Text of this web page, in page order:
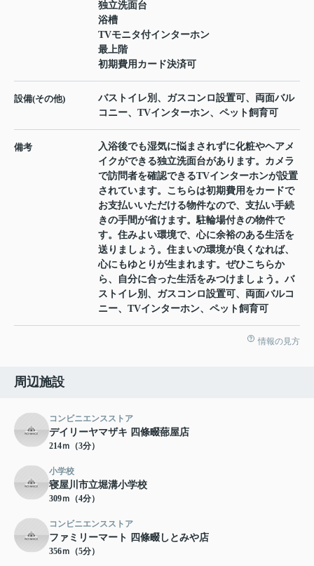
独立洗面台
浴槽
TVモニタ付インターホン
最上階
初期費用カード決済可
設備(その他)
バストイレ別、ガスコンロ設置可、両面バル
コニー、TVインターホン、ペット飼育可
備考
入浴後でも湿気に悩まされずに化粧やヘアメ
イクができる独立洗面台があります。カメラ
で訪問者を確認できるTVインターホンが設置
されています。こちらは初期費用をカードで
お支払いいただける物件なので、支払い手続
きの手間が省けます。駐輪場付きの物件で
す。住みよい環境で、心に余裕のある生活を
送りましょう。住まいの環境が良くなれば、
心にもゆとりが生まれます。ぜひこちらか
ら、自分に合った生活をみつけましょう。バ
ストイレ別、ガスコンロ設置可、両面バルコ
ニー、TVインターホン、ペット飼育可
情報の見方
周辺施設
コンビニエンスストア
デイリーヤマザキ 四條畷蔀屋店
214ｍ（3分）
小学校
寝屋川市立堀溝小学校
309ｍ（4分）
コンビニエンスストア
ファミリーマート 四條畷しとみや店
356ｍ（5分）